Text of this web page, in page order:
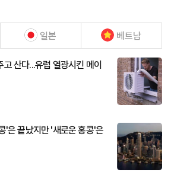
일본 베트남
산다...유럽 열광시킨 메이
'은 끝났지만 '새로운 홍콩'은